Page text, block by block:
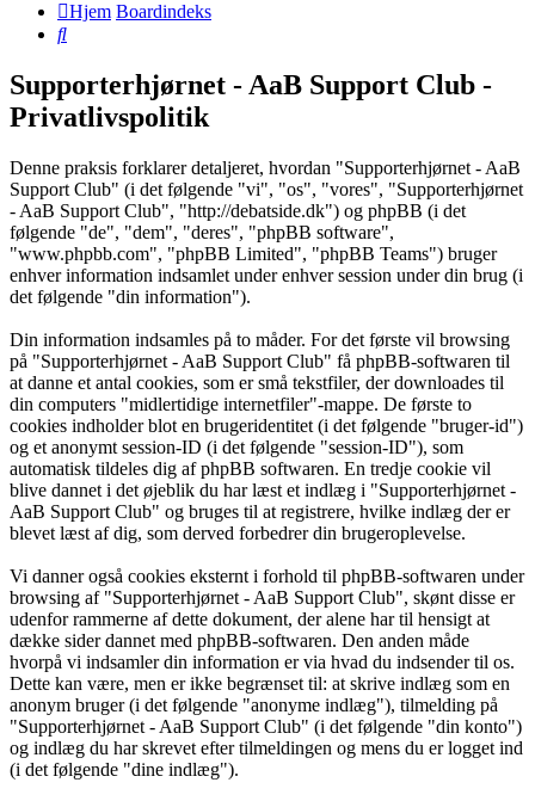
Hjem Boardindeks
Søg
Supporterhjørnet - AaB Support Club -
Privatlivspolitik
Denne praksis forklarer detaljeret, hvordan "Supporterhjørnet - AaB
Support Club" (i det følgende "vi", "os", "vores", "Supporterhjørnet
- AaB Support Club", "http://debatside.dk") og phpBB (i det
følgende "de", "dem", "deres", "phpBB software",
"www.phpbb.com", "phpBB Limited", "phpBB Teams") bruger
enhver information indsamlet under enhver session under din brug (i
det følgende "din information").
Din information indsamles på to måder. For det første vil browsing
på "Supporterhjørnet - AaB Support Club" få phpBB-softwaren til
at danne et antal cookies, som er små tekstfiler, der downloades til
din computers "midlertidige internetfiler"-mappe. De første to
cookies indholder blot en brugeridentitet (i det følgende "bruger-id")
og et anonymt session-ID (i det følgende "session-ID"), som
automatisk tildeles dig af phpBB softwaren. En tredje cookie vil
blive dannet i det øjeblik du har læst et indlæg i "Supporterhjørnet -
AaB Support Club" og bruges til at registrere, hvilke indlæg der er
blevet læst af dig, som derved forbedrer din brugeroplevelse.
Vi danner også cookies eksternt i forhold til phpBB-softwaren under
browsing af "Supporterhjørnet - AaB Support Club", skønt disse er
udenfor rammerne af dette dokument, der alene har til hensigt at
dække sider dannet med phpBB-softwaren. Den anden måde
hvorpå vi indsamler din information er via hvad du indsender til os.
Dette kan være, men er ikke begrænset til: at skrive indlæg som en
anonym bruger (i det følgende "anonyme indlæg"), tilmelding på
"Supporterhjørnet - AaB Support Club" (i det følgende "din konto")
og indlæg du har skrevet efter tilmeldingen og mens du er logget ind
(i det følgende "dine indlæg").